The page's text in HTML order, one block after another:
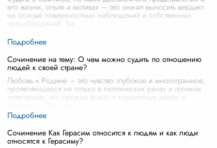
его жизни, опыте и мотивах – это значит выносить вердикт
на основе поверхностных наблюдений и собственных
предубеждений. Так
Сочинение на тему: О чем можно судить по отношению
людей к своей стране?
Любовь к Родине – это чувство глубокое и многогранное,
проявляющееся не только в патетических речах и громких
заявлениях, но, прежде всего, в конкретных делах и
Сочинение Как Герасим относится к людям и как люди
относятся к Герасиму?